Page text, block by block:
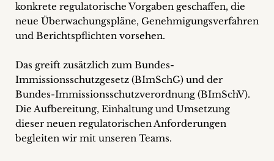
Kontakt
konkrete regulatorische Vorgaben geschaffen, die
neue Überwachungspläne, Genehmigungsverfahren
und Berichtspflichten vorsehen.
Das greift zusätzlich zum Bundes-
Immissionsschutzgesetz (BImSchG) und der
Bundes-Immissionsschutzverordnung (BImSchV).
Die Aufbereitung, Einhaltung und Umsetzung
dieser neuen regulatorischen Anforderungen
begleiten wir mit unseren Teams.